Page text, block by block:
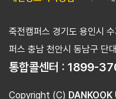
죽전캠퍼스 경기도 용인시
퍼스 충남 천안시 동남구 단
통합콜센터 : 1899-
Copyright (C)